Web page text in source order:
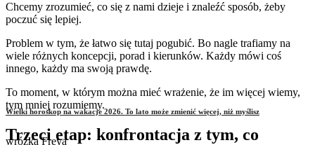
Wielki horoskop na wakacje 2026. To lato może zmienić więcej, niż myślisz
wróżka Freya
Chcemy zrozumieć, co się z nami dzieje i znaleźć sposób, żeby
poczuć się lepiej.
Problem w tym, że łatwo się tutaj pogubić. Bo nagle trafiamy na
wiele różnych koncepcji, porad i kierunków. Każdy mówi coś
innego, każdy ma swoją prawdę.
To moment, w którym można mieć wrażenie, że im więcej wiemy,
tym mniej rozumiemy.
Trzeci etap: konfrontacja z tym, co